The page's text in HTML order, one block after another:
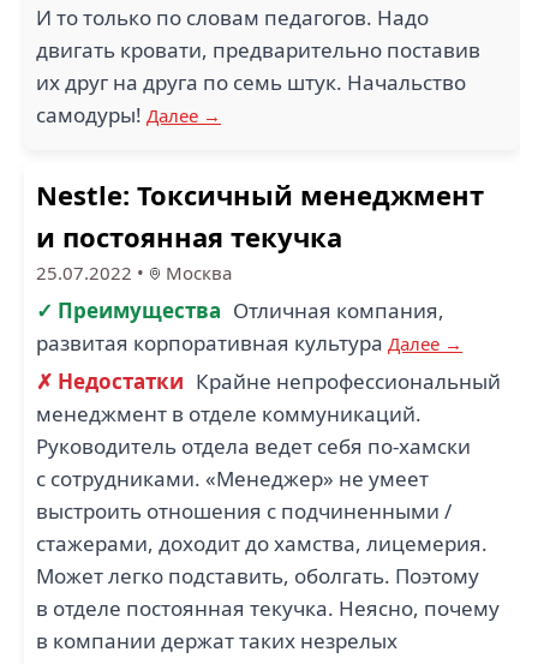
И то только по словам педагогов. Надо
двигать кровати, предварительно поставив
их друг на друга по семь штук. Начальство
самодуры! Далее →
Nestle: Токсичный менеджмент
и постоянная текучка
25.07.2022 • Москва
✓ Преимущества Отличная компания,
развитая корпоративная культура Далее →
✗ Недостатки Крайне непрофессиональный
менеджмент в отделе коммуникаций.
Руководитель отдела ведет себя по-хамски
с сотрудниками. «Менеджер» не умеет
выстроить отношения с подчиненными /
стажерами, доходит до хамства, лицемерия.
Может легко подставить, оболгать. Поэтому
в отделе постоянная текучка. Неясно, почему
в компании держат таких незрелых